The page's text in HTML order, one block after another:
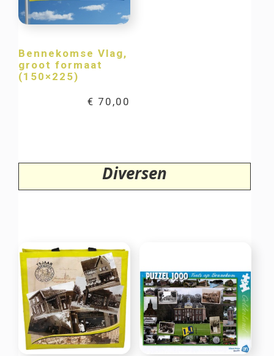
Bennekomse Vlag,
groot formaat
(150×225)
€ 70,00
Diversen